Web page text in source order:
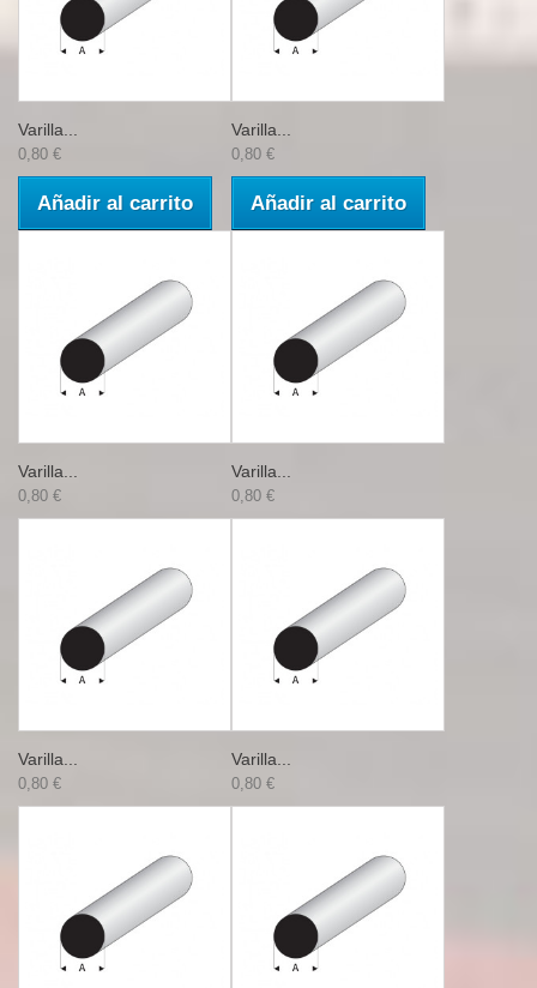
Varilla...
0,80 €
Añadir al carrito
Varilla...
0,80 €
Añadir al carrito
Varilla...
0,80 €
Varilla...
0,80 €
Varilla...
0,80 €
Varilla...
0,80 €